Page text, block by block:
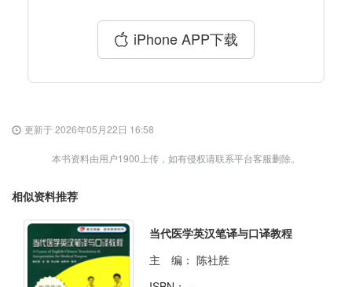
iPhone APP下载
更新于 2026年05月22日 16:58
本书资料由用户1900上传，如有侵权请联系平台客服删除。
相似资料推荐
当代医学英汉笔译与口译教程
主 编： 陈社胜